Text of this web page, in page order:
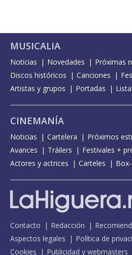
MUSICALIA
Noticias Novedades
Próximas
Discos históricos
Canciones
Artistas y grupos
Portadas
CINEMANÍA
Noticias Cartelera Próximos
Avances
Tráilers
Festivales +
Actores y actrices
Carteles
Contacto Redacción
Aspectos legales
Política de
Cookies
Publicidad y webmasters